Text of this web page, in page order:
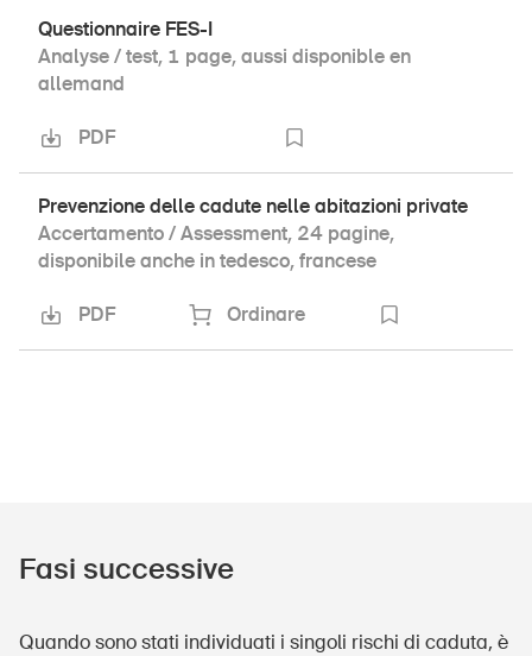
Questionnaire FES-I
Analyse / test, 1 page, aussi disponible en
allemand
PDF
Prevenzione delle cadute nelle abitazioni private
Accertamento / Assessment, 24 pagine,
disponibile anche in tedesco, francese
PDF Ordinare
Fasi successive
Quando sono stati individuati i singoli rischi di caduta, è